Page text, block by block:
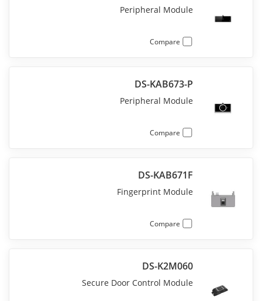
Peripheral Module
Compare
DS-KAB673-P
Peripheral Module
Compare
DS-KAB671F
Fingerprint Module
Compare
DS-K2M060
Secure Door Control Module